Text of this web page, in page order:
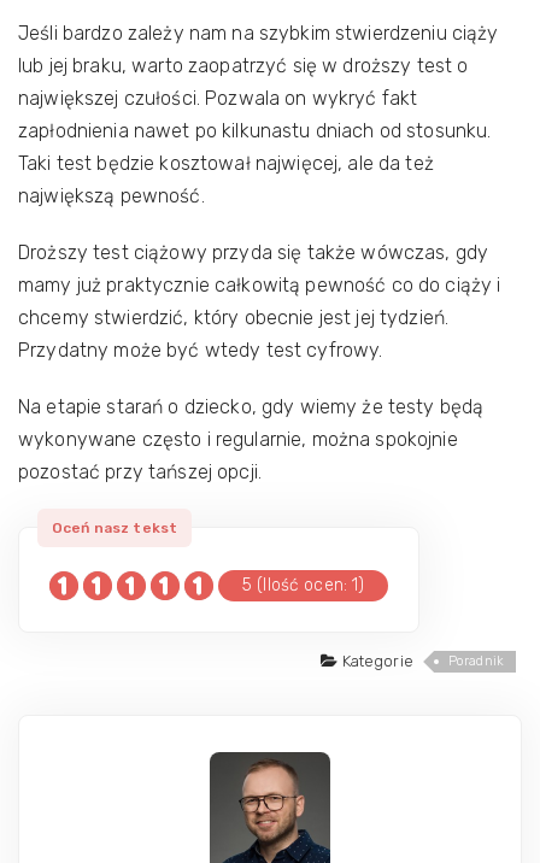
Jeśli bardzo zależy nam na szybkim stwierdzeniu ciąży
lub jej braku, warto zaopatrzyć się w droższy test o
największej czułości. Pozwala on wykryć fakt
zapłodnienia nawet po kilkunastu dniach od stosunku.
Taki test będzie kosztował najwięcej, ale da też
największą pewność.
Droższy test ciążowy przyda się także wówczas, gdy
mamy już praktycznie całkowitą pewność co do ciąży i
chcemy stwierdzić, który obecnie jest jej tydzień.
Przydatny może być wtedy test cyfrowy.
Na etapie starań o dziecko, gdy wiemy że testy będą
wykonywane często i regularnie, można spokojnie
pozostać przy tańszej opcji.
5 (Ilość ocen: 1)
Kategorie Poradnik